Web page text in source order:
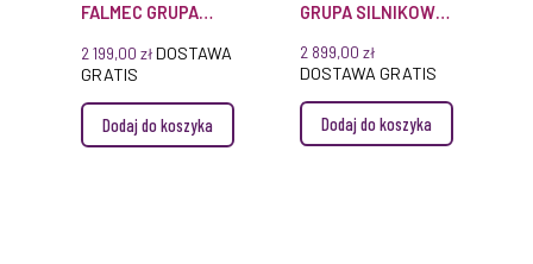
FALMEC GRUPA
50 INOX 800 M³/H
2 199,00 zł DOSTAWA
GRATIS
Dodaj do koszyka
GRUPA SILNIKOWA
2 899,00 zł
DOSTAWA GRATIS
Dodaj do koszyka